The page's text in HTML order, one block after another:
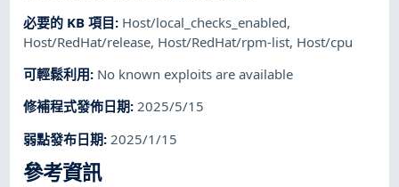
必要的 KB 項目: Host/local_checks_enabled,
Host/RedHat/release, Host/RedHat/rpm-list, Host/cpu
可輕鬆利用: No known exploits are available
修補程式發佈日期:2025/5/15
弱點發布日期: 2025/1/15
參考資訊